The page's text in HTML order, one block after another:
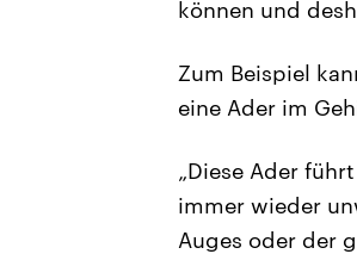
können und
Zum Beispiel
eine Ader im
„Diese Ader
immer wieder
Auges oder der